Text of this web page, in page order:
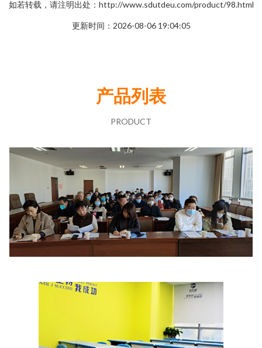
如若转载，请注明出处：http://www.sdutdeu.com/product/98.html
更新时间：2026-08-06 19:04:05
产品列表
PRODUCT